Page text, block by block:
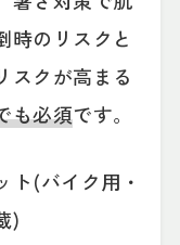
時のリスクと
スクが高まる
も必須です。
ト(バイク用・
)